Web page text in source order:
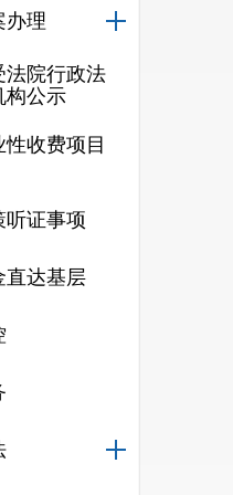
办理
法院行政法
构公示
收费项目
听证事项
直达基层